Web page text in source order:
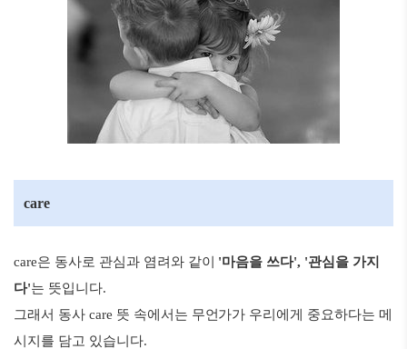
care
care은 동사로 관심과 염려와 같이 '마음을 쓰다', '관심을 가지
다'는 뜻입니다.
그래서 동사 care 뜻 속에서는 무언가가 우리에게 중요하다는 메
시지를 담고 있습니다.